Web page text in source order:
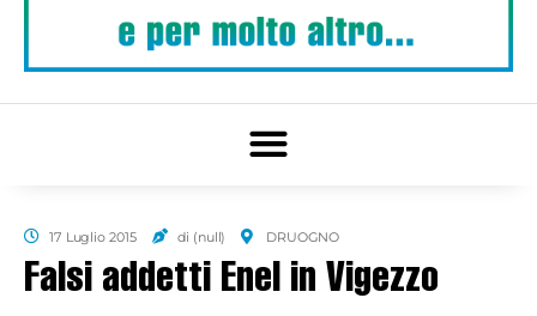
17 Luglio 2015 di (null) DRUOGNO
Falsi addetti Enel in Vigezzo